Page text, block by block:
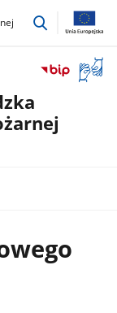
przejdź
okno